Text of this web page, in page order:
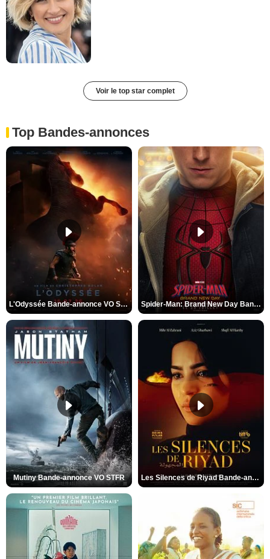
Voir le top star complet
Top Bandes-annonces
L'Odyssée Bande-annonce VO STFR Spider-Man: Brand New Day Bande-annonce VO STFR
Mutiny Bande-annonce VO STFR Les Silences de Riyad Bande-annonce VO STFR